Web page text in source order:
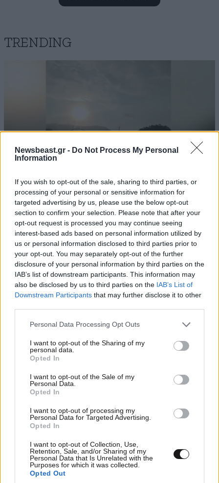
Newsbeast.gr - Do Not Process My Personal
Information
If you wish to opt-out of the sale, sharing to third parties, or
processing of your personal or sensitive information for
targeted advertising by us, please use the below opt-out
section to confirm your selection. Please note that after your
opt-out request is processed you may continue seeing
interest-based ads based on personal information utilized by
us or personal information disclosed to third parties prior to
your opt-out. You may separately opt-out of the further
disclosure of your personal information by third parties on the
IAB’s list of downstream participants. This information may
also be disclosed by us to third parties on the IAB’s List of
Downstream Participants that may further disclose it to other
Please note that this website/app uses one or more Google
not limited to your visit or usage behaviour. You may click to
grant or deny consent to Google and its third-party tags to
use your data for below specified purposes in below Google
consent section.
Personal Data Processing Opt Outs
I want to opt-out of the Sharing of my
personal data.
Opted In
I want to opt-out of the Sale of my
Personal Data.
Opted In
I want to opt-out of processing my
Personal Data for Targeted Advertising.
Opted In
I want to opt-out of Collection, Use,
Retention, Sale, and/or Sharing of my
Personal Data that Is Unrelated with the
Purposes for which it was collected.
Opted Out
Να Λόλα ένα μήλο! Είσαι δια τας πανηγύρεις!
stratiotes-pou-ipiretoun-se-kentro-filoxenias-prosfigon
Απαντήστε 1
ιος της φυματιωσης...... φυματιτιδα διαβασα
παραπανω.... τελικα ιος ξεκινησε στα μισα γυρισε
σε κορη (οφθαλμικη) και καταληξε( τουτεστιν
απεβιωσε) αναποφασιστος...... ζωη του λογου
μας.... του παραλογου
Απαντήστε 0
grexit 21·07·2016 14:13
σταυρωτά και μείνε μαζί τους κανά μισάωρο χωρίς
Απαντήστε
ΤΟΞΟΤΗΣ 21·07·2016 13:46
[...] ΣΤΑΜΑΤΑ ΝΑ ΣΥΜΠΕΡΕΙΦΕΡΕΣΕ ΣΑΝ ΑΝΘΥΠΑΣ
ΤΗΣ 10 ΕΤΕΙΑΣ '70 '80 ' 90 ΣΟΒΑΡΕΨΟΥ ΕΙΣΑΙ
ΥΠΟΥΡΓΟΣ [...] ΔΕΝ ΕΙΣΑΙ ΥΠΟΔΕΚΑΝΕΑΣ
!!!!!!!!!!!!!!!!!!!!!!!!!!!!!!!!!!!!!!
TRENDING
ΕΛΛΑΔΑ07·08·2026 11:26
Βίντεο-ντοκουμέντο από το θανατηφόρο
τροχαίο στις Σέρρες: Η στιγμή που το ΙΧ μπαίνει
στο αντίθετο ρεύμα – Ακαριαία πέθαναν γιος
και μητέρα